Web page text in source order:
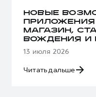
НОВЫЕ
ПРИЛОЖЕНИЯ
МАГАЗИН,
ВОЖДЕНИЯ И
13 июля 2026
Читать дальше